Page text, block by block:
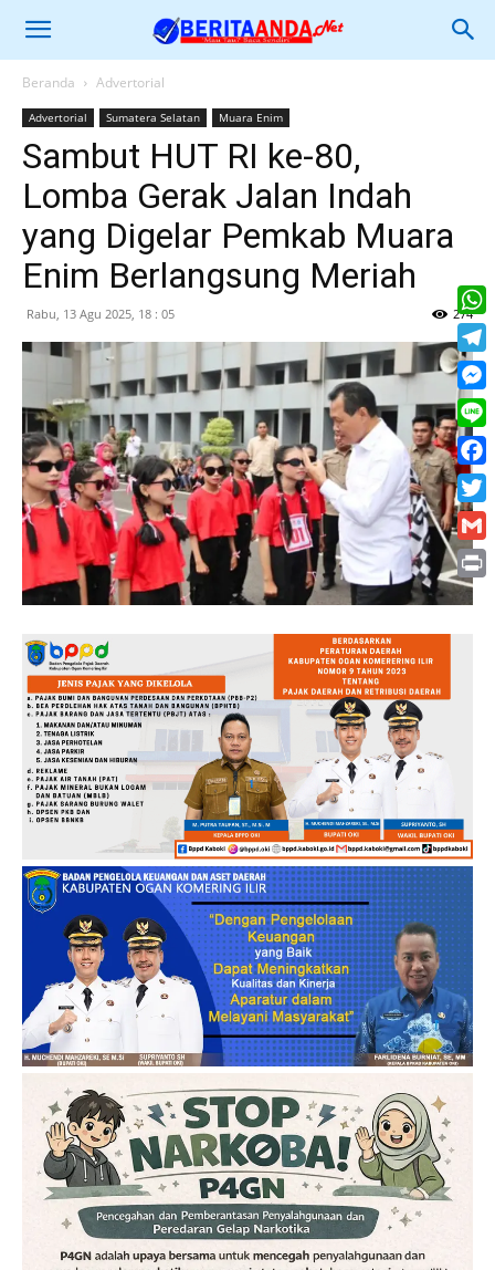
Beranda Advertorial
Advertorial Sumatera Selatan Muara Enim
Sambut HUT RI ke-80,
Lomba Gerak Jalan Indah
yang Digelar Pemkab Muara
Enim Berlangsung Meriah
Rabu, 13 Agu 2025, 18 : 05 274
Line
Print